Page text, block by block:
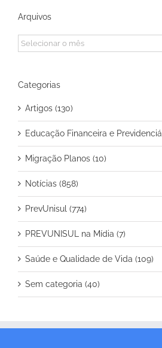
Arquivos
Arquivos
Categorias
Artigos (130)
Educação Financeira e
Migração Planos (10)
Notícias (858)
PrevUnisul (774)
PREVUNISUL na Mídia (7)
Saúde e Qualidade de Vida (109)
Sem categoria (40)